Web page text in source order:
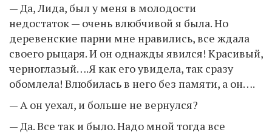
— Да, Лида, был у меня в молодости
недостаток — очень влюбчивой я была. Но
деревенские парни мне нравились, все ждала
своего рыцаря. И он однажды явился! Красивый,
черноглазый….Я как его увидела, так сразу
обомлела! Влюбилась в него без памяти, а он….
— А он уехал, и больше не вернулся?
— Да. Все так и было. Надо мной тогда все